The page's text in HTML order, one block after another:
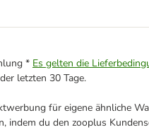
* Es gelten die
letzten 30 Tage.
für eigene ähnliche
indem du den zooplus